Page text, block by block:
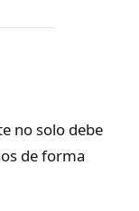
no solo debe
de forma